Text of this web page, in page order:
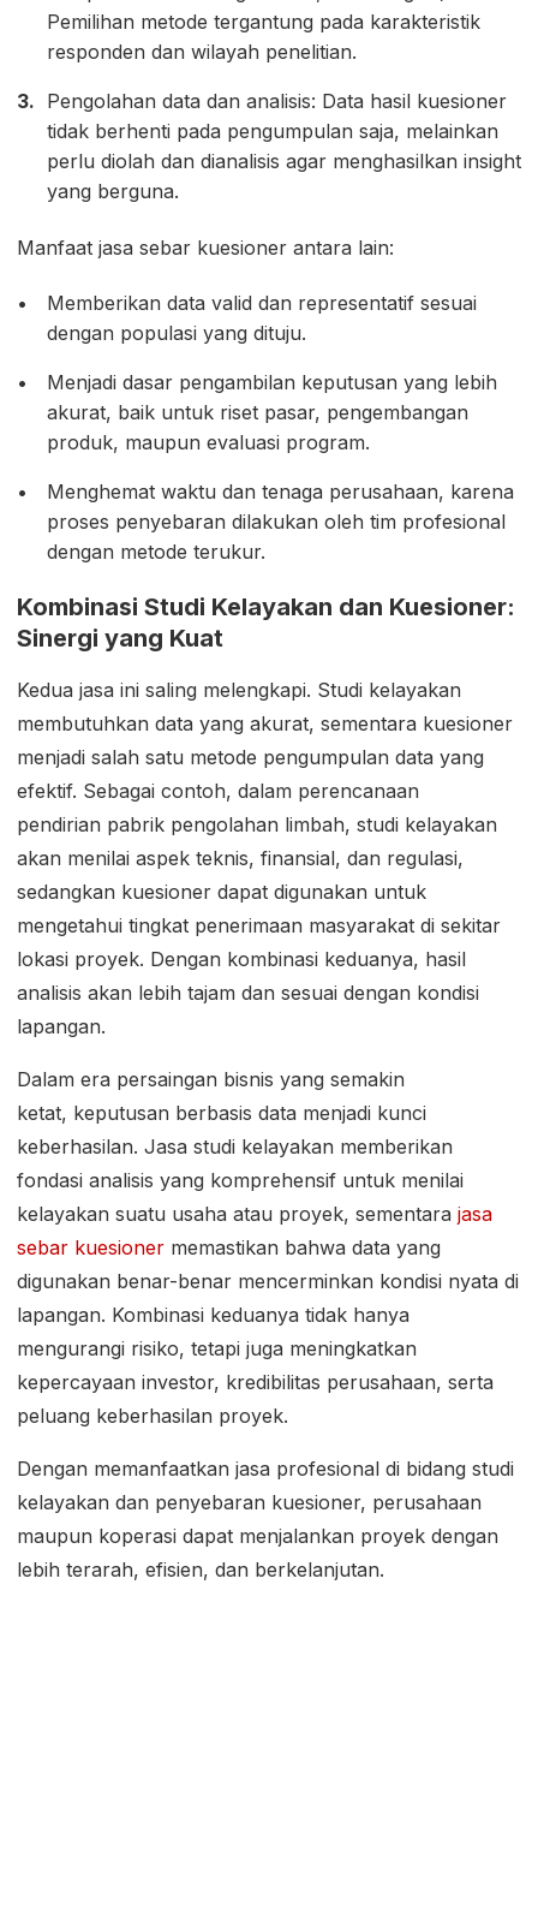
Pemilihan metode tergantung pada karakteristik
responden dan wilayah penelitian.
Pengolahan data dan analisis: Data hasil kuesioner
tidak berhenti pada pengumpulan saja, melainkan
perlu diolah dan dianalisis agar menghasilkan insight
yang berguna.
Manfaat jasa sebar kuesioner antara lain:
Memberikan data valid dan representatif sesuai
dengan populasi yang dituju.
Menjadi dasar pengambilan keputusan yang lebih
akurat, baik untuk riset pasar, pengembangan
produk, maupun evaluasi program.
Menghemat waktu dan tenaga perusahaan, karena
proses penyebaran dilakukan oleh tim profesional
dengan metode terukur.
Kombinasi Studi Kelayakan dan Kuesioner:
Sinergi yang Kuat
Kedua jasa ini saling melengkapi. Studi kelayakan
membutuhkan data yang akurat, sementara kuesioner
menjadi salah satu metode pengumpulan data yang
efektif. Sebagai contoh, dalam perencanaan
pendirian pabrik pengolahan limbah, studi kelayakan
akan menilai aspek teknis, finansial, dan regulasi,
sedangkan kuesioner dapat digunakan untuk
mengetahui tingkat penerimaan masyarakat di sekitar
lokasi proyek. Dengan kombinasi keduanya, hasil
analisis akan lebih tajam dan sesuai dengan kondisi
lapangan.
Dalam era persaingan bisnis yang semakin
ketat, keputusan berbasis data menjadi kunci
keberhasilan. Jasa studi kelayakan memberikan
fondasi analisis yang komprehensif untuk menilai
kelayakan suatu usaha atau proyek, sementara jasa
sebar kuesioner memastikan bahwa data yang
digunakan benar-benar mencerminkan kondisi nyata di
lapangan. Kombinasi keduanya tidak hanya
mengurangi risiko, tetapi juga meningkatkan
kepercayaan investor, kredibilitas perusahaan, serta
peluang keberhasilan proyek.
Dengan memanfaatkan jasa profesional di bidang studi
kelayakan dan penyebaran kuesioner, perusahaan
maupun koperasi dapat menjalankan proyek dengan
lebih terarah, efisien, dan berkelanjutan.